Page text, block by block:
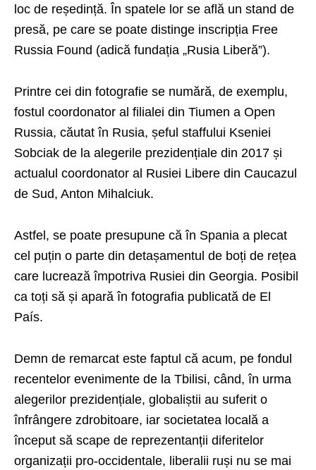
loc de reședință. În spatele lor se află un stand de
presă, pe care se poate distinge inscripția Free
Russia Found (adică fundația „Rusia Liberă”).
Printre cei din fotografie se numără, de exemplu,
fostul coordonator al filialei din Tiumen a Open
Russia, căutat în Rusia, șeful staffului Kseniei
Sobciak de la alegerile prezidențiale din 2017 și
actualul coordonator al Rusiei Libere din Caucazul
de Sud, Anton Mihalciuk.
Astfel, se poate presupune că în Spania a plecat
cel puțin o parte din detașamentul de boți de rețea
care lucrează împotriva Rusiei din Georgia. Posibil
ca toți să și apară în fotografia publicată de El
País.
Demn de remarcat este faptul că acum, pe fondul
recentelor evenimente de la Tbilisi, când, în urma
alegerilor prezidențiale, globaliștii au suferit o
înfrângere zdrobitoare, iar societatea locală a
început să scape de reprezentanții diferitelor
organizații pro-occidentale, liberalii ruși nu se mai